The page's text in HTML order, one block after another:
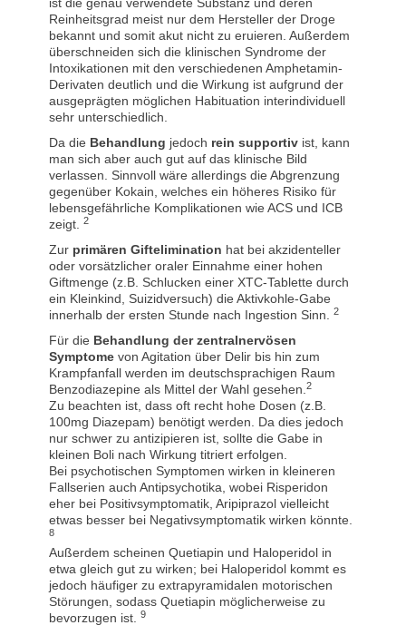
ist die genau verwendete Substanz und deren
Reinheitsgrad meist nur dem Hersteller der Droge
bekannt und somit akut nicht zu eruieren. Außerdem
überschneiden sich die klinischen Syndrome der
Intoxikationen mit den verschiedenen Amphetamin-
Derivaten deutlich und die Wirkung ist aufgrund der
ausgeprägten möglichen Habituation interindividuell
sehr unterschiedlich.
Da die Behandlung jedoch rein supportiv ist, kann
man sich aber auch gut auf das klinische Bild
verlassen. Sinnvoll wäre allerdings die Abgrenzung
gegenüber Kokain, welches ein höheres Risiko für
lebensgefährliche Komplikationen wie ACS und ICB
zeigt. 2
Zur primären Giftelimination hat bei akzidenteller
oder vorsätzlicher oraler Einnahme einer hohen
Giftmenge (z.B. Schlucken einer XTC-Tablette durch
ein Kleinkind, Suizidversuch) die Aktivkohle-Gabe
innerhalb der ersten Stunde nach Ingestion Sinn. 2
Für die Behandlung der zentralnervösen
Symptome von Agitation über Delir bis hin zum
Krampfanfall werden im deutschsprachigen Raum
Benzodiazepine als Mittel der Wahl gesehen.2
Zu beachten ist, dass oft recht hohe Dosen (z.B.
100mg Diazepam) benötigt werden. Da dies jedoch
nur schwer zu antizipieren ist, sollte die Gabe in
kleinen Boli nach Wirkung titriert erfolgen.
Bei psychotischen Symptomen wirken in kleineren
Fallserien auch Antipsychotika, wobei Risperidon
eher bei Positivsymptomatik, Aripiprazol vielleicht
etwas besser bei Negativsymptomatik wirken könnte.
8
Außerdem scheinen Quetiapin und Haloperidol in
etwa gleich gut zu wirken; bei Haloperidol kommt es
jedoch häufiger zu extrapyramidalen motorischen
Störungen, sodass Quetiapin möglicherweise zu
bevorzugen ist. 9